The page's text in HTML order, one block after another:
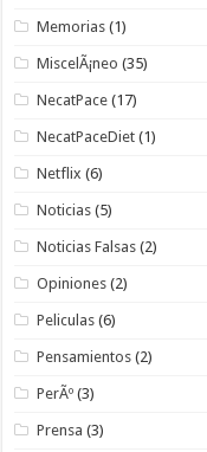
Memorias (1)
MiscelÃ¡neo (35)
NecatPace (17)
NecatPaceDiet (1)
Netflix (6)
Noticias (5)
Noticias Falsas (2)
Opiniones (2)
Peliculas (6)
Pensamientos (2)
PerÃº (3)
Prensa (3)